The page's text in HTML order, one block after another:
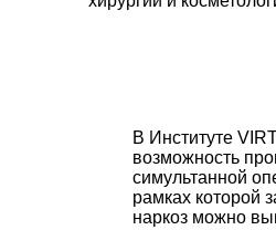
В Институте
возможность
симультанной
рамках которой
наркоз можно